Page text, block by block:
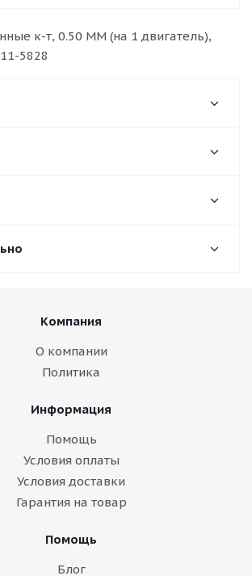
к-т, 0.50 MM (на 1 двигатель),
5828
Компания
О компании
Политика
Информация
Помощь
Условия оплаты
Условия доставки
Гарантия на товар
Помощь
Блог